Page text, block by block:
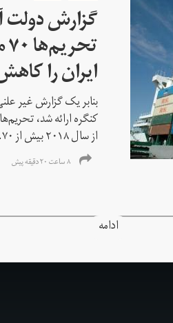
گزارش دولت
ایران را
بنابر یک گزارش غیر
کنگره ارائه شد،
از سال ۲۰۱۸ بیش از ۷۰...
۸ ساعت ۲۰ دقیقه پیش
ادامه